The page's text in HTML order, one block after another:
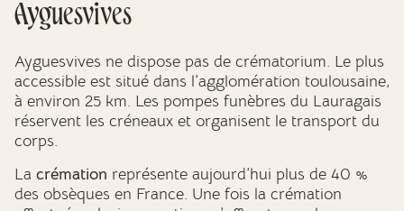
Ayguesvives
Ayguesvives ne dispose pas de crématorium. Le plus
accessible est situé dans l’agglomération toulousaine,
à environ 25 km. Les pompes funèbres du Lauragais
réservent les créneaux et organisent le transport du
corps.
La crémation représente aujourd’hui plus de 40 %
des obsèques en France. Une fois la crémation